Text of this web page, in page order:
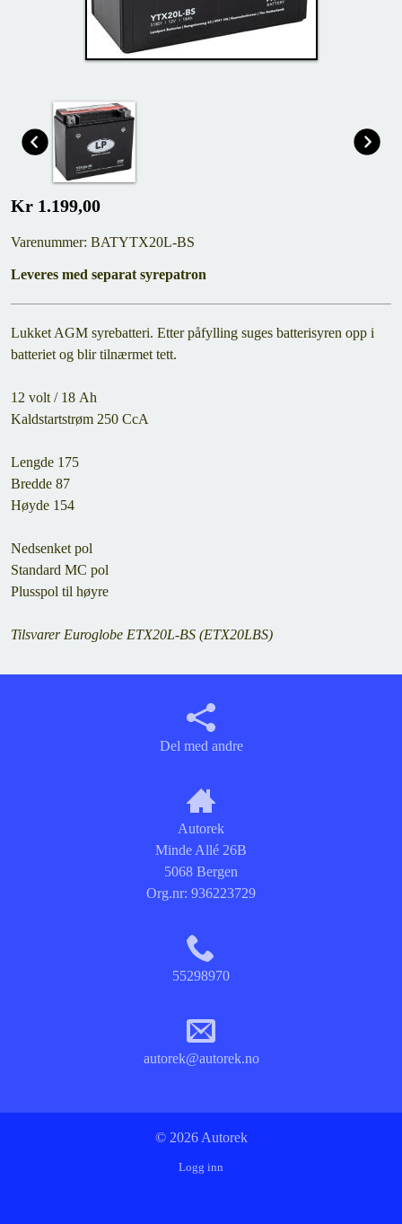
Kr 1.199,00
Varenummer: BATYTX20L-BS
Leveres med separat syrepatron
Lukket AGM syrebatteri. Etter påfylling suges batterisyren opp i
batteriet og blir tilnærmet tett.
12 volt / 18 Ah
Kaldstartstrøm 250 CcA
Lengde 175
Bredde 87
Høyde 154
Nedsenket pol
Standard MC pol
Plusspol til høyre
Tilsvarer Euroglobe ETX20L-BS (ETX20LBS)
Del med andre
Autorek
Minde Allé 26B
5068 Bergen
Org.nr: 936223729
55298970
autorek@autorek.no
© 2026 Autorek
Logg inn